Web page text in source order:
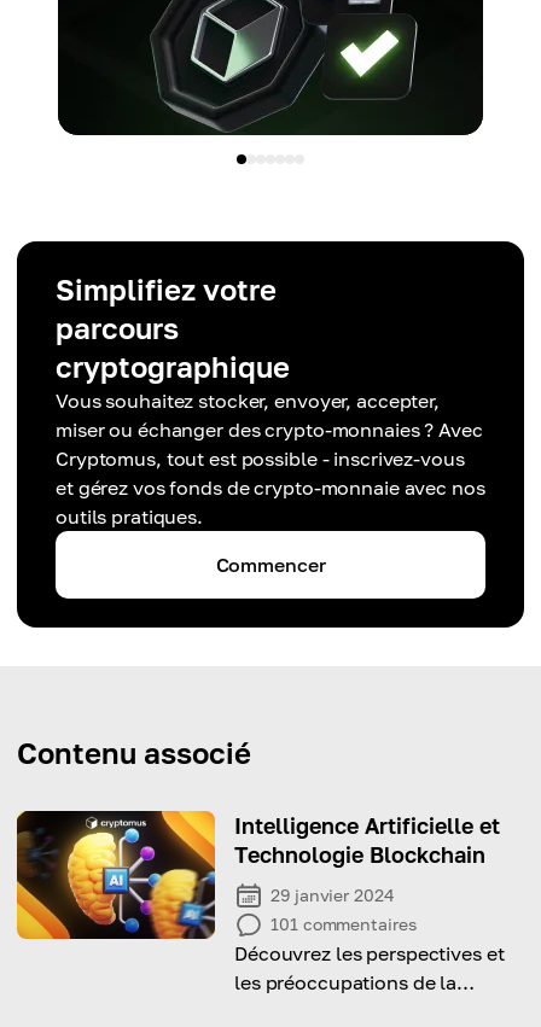
Simplifiez votre
parcours
cryptographique
Vous souhaitez stocker, envoyer, accepter,
miser ou échanger des crypto-monnaies ? Avec
Cryptomus, tout est possible - inscrivez-vous
et gérez vos fonds de crypto-monnaie avec nos
outils pratiques.
Commencer
Contenu associé
Intelligence Artificielle et
Technologie Blockchain
29 janvier 2024
101 commentaires
Découvrez les perspectives et
les préoccupations de la